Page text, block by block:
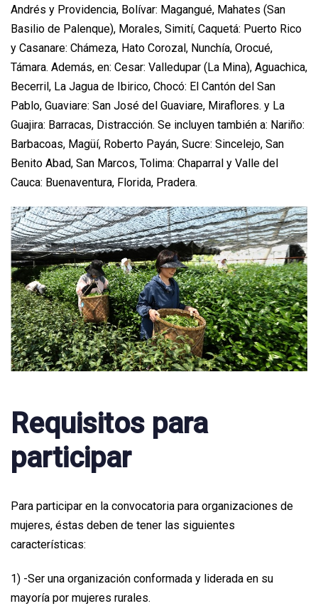
Andrés y Providencia, Bolívar: Magangué, Mahates (San
Basilio de Palenque), Morales, Simití, Caquetá: Puerto Rico
y Casanare: Chámeza, Hato Corozal, Nunchía, Orocué,
Támara. Además, en: Cesar: Valledupar (La Mina), Aguachica,
Becerril, La Jagua de Ibirico, Chocó: El Cantón del San
Pablo, Guaviare: San José del Guaviare, Miraflores. y La
Guajira: Barracas, Distracción. Se incluyen también a: Nariño:
Barbacoas, Magüí, Roberto Payán, Sucre: Sincelejo, San
Benito Abad, San Marcos, Tolima: Chaparral y Valle del
Cauca: Buenaventura, Florida, Pradera.
Requisitos para
participar
Para participar en la convocatoria para organizaciones de
mujeres, éstas deben de tener las siguientes
características:
1) -Ser una organización conformada y liderada en su
mayoría por mujeres rurales.